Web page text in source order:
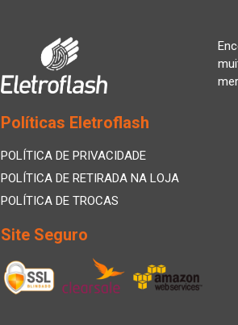
Políticas Eletroflash
POLÍTICA DE PRIVACIDADE
POLÍTICA DE RETIRADA NA LOJA
POLÍTICA DE TROCAS
Site Seguro